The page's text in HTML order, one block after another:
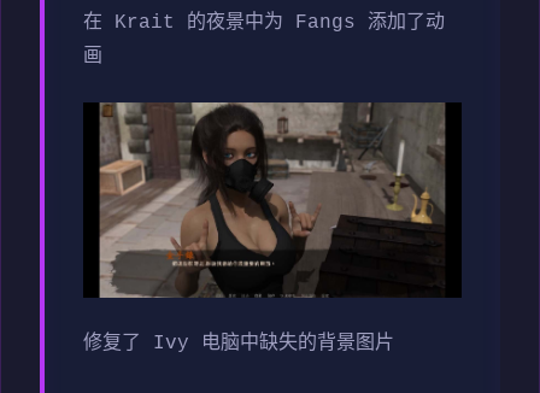
在 Krait 的夜景中为 Fangs 添加了动
画
修复了 Ivy 电脑中缺失的背景图片